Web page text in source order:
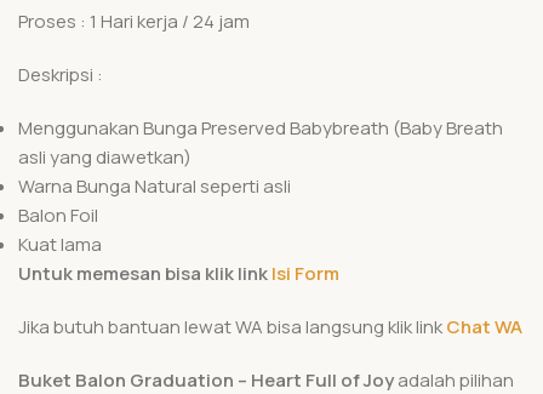
Proses : 1 Hari kerja / 24 jam
Deskripsi :
Menggunakan Bunga Preserved Babybreath (Baby Breath
asli yang diawetkan)
Warna Bunga Natural seperti asli
Balon Foil
Kuat lama
Untuk memesan bisa klik linkIsi Form
Jika butuh bantuan lewat WA bisa langsung klik linkChat WA
Buket Balon Graduation – Heart Full of Joyadalah pilihan